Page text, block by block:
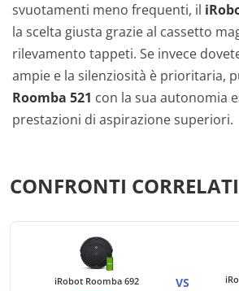
svuotamenti meno frequenti, il
la scelta giusta grazie al cassetto
rilevamento tappeti. Se invece
ampie e la silenziosità è prioritaria,
Roomba 521 con la sua autonomia
prestazioni di aspirazione superiori.
CONFRONTI CORRELATI
iRobot Roomba 692 VS